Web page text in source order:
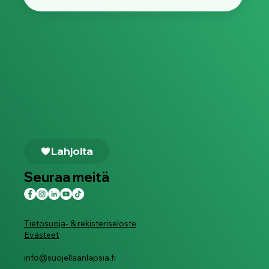
Tietosuoja- & rekisteriseloste
Evästeet
info@suojellaanlapsia.fi
Lahjoita
Seuraa meitä